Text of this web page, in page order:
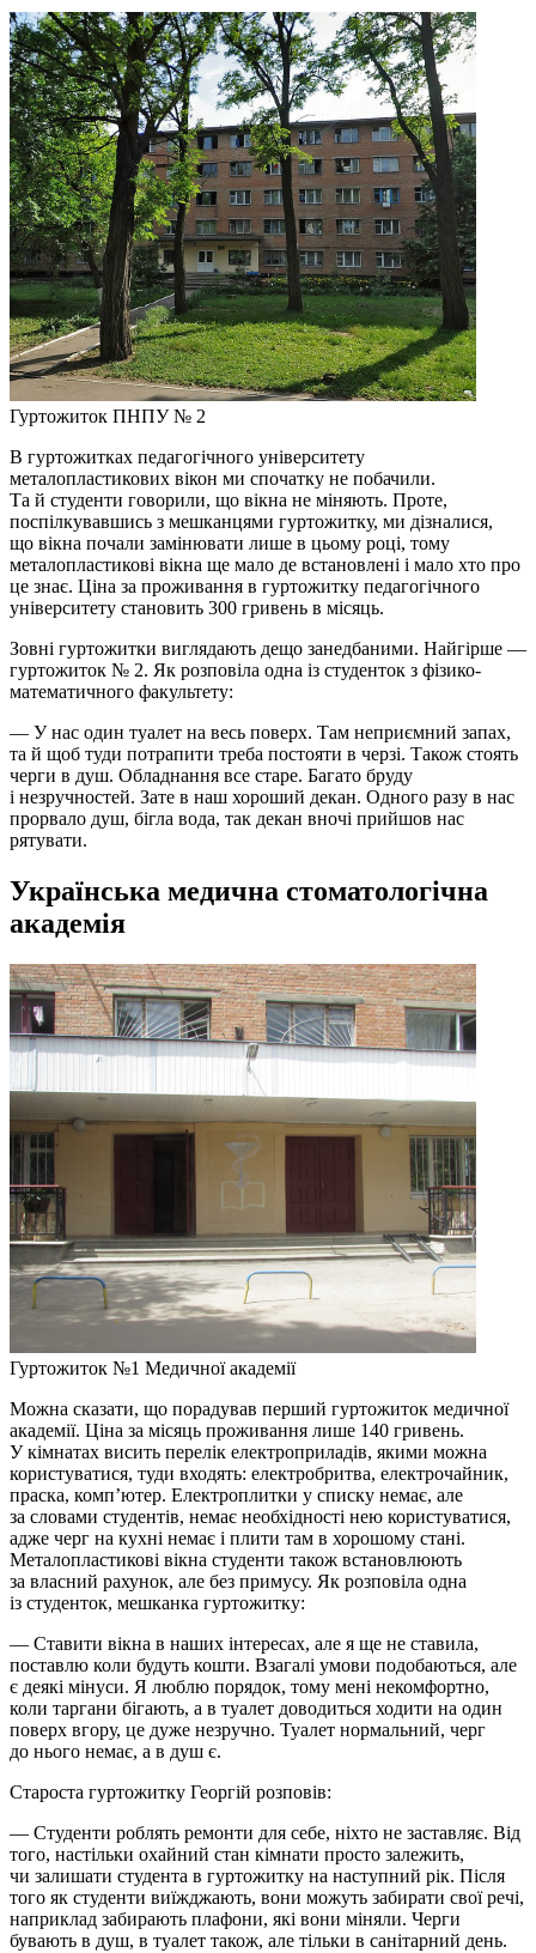
Гуртожиток ПНПУ № 2
В гуртожитках педагогічного університету
металопластикових вікон ми спочатку не побачили.
Та й студенти говорили, що вікна не міняють. Проте,
поспілкувавшись з мешканцями гуртожитку, ми дізналися,
що вікна почали замінювати лише в цьому році, тому
металопластикові вікна ще мало де встановлені і мало хто про
це знає. Ціна за проживання в гуртожитку педагогічного
університету становить 300 гривень в місяць.
Зовні гуртожитки виглядають дещо занедбаними. Найгірше —
гуртожиток № 2. Як розповіла одна із студенток з фізико-
математичного факультету:
— У нас один туалет на весь поверх. Там неприємний запах,
та й щоб туди потрапити треба постояти в черзі. Також стоять
черги в душ. Обладнання все старе. Багато бруду
і незручностей. Зате в наш хороший декан. Одного разу в нас
прорвало душ, бігла вода, так декан вночі прийшов нас
рятувати.
Українська медична стоматологічна
академія
Гуртожиток №1 Медичної академії
Можна сказати, що порадував перший гуртожиток медичної
академії. Ціна за місяць проживання лише 140 гривень.
У кімнатах висить перелік електроприладів, якими можна
користуватися, туди входять: електробритва, електрочайник,
праска, комп’ютер. Електроплитки у списку немає, але
за словами студентів, немає необхідності нею користуватися,
адже черг на кухні немає і плити там в хорошому стані.
Металопластикові вікна студенти також встановлюють
за власний рахунок, але без примусу. Як розповіла одна
із студенток, мешканка гуртожитку:
— Ставити вікна в наших інтересах, але я ще не ставила,
поставлю коли будуть кошти. Взагалі умови подобаються, але
є деякі мінуси. Я люблю порядок, тому мені некомфортно,
коли таргани бігають, а в туалет доводиться ходити на один
поверх вгору, це дуже незручно. Туалет нормальний, черг
до нього немає, а в душ є.
Староста гуртожитку Георгій розповів:
— Студенти роблять ремонти для себе, ніхто не заставляє. Від
того, настільки охайний стан кімнати просто залежить,
чи залишати студента в гуртожитку на наступний рік. Після
того як студенти виїжджають, вони можуть забирати свої речі,
наприклад забирають плафони, які вони міняли. Черги
бувають в душ, в туалет також, але тільки в санітарний день.